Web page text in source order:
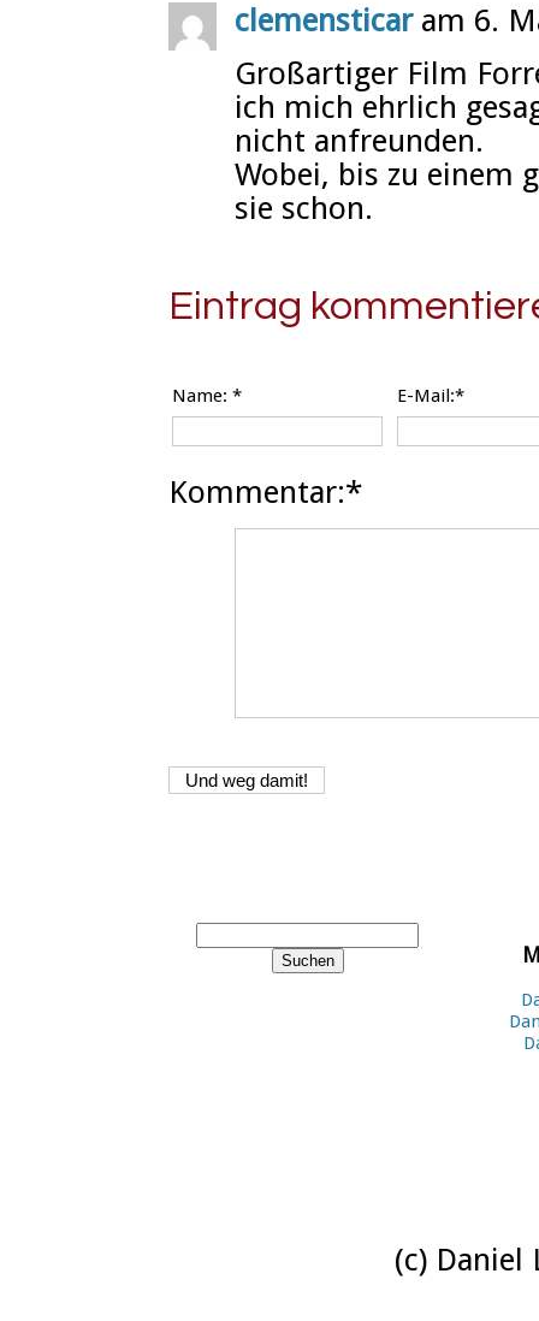
clemensticaram 6.
Großartiger Film
ich mich ehrlich
nicht anfreunden.
Wobei, bis zu einem
sie schon.
Eintrag
Name: * E-Mail:*
Kommentar:*
(c) Daniel